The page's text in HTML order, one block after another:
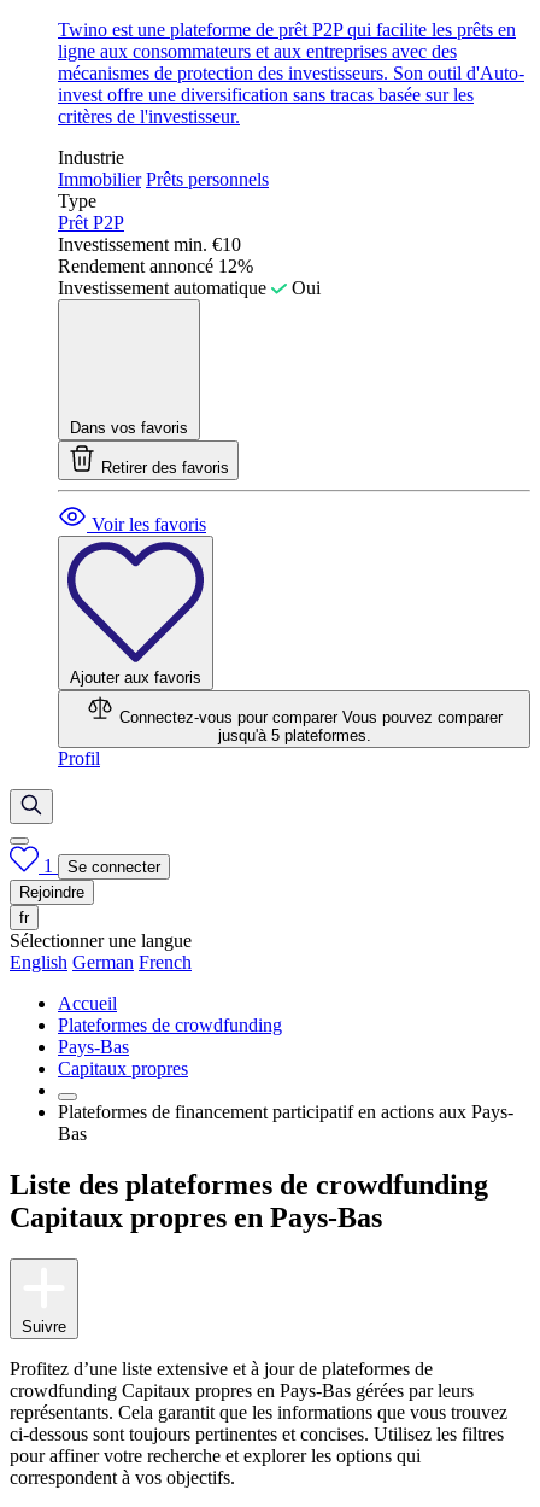
Twino est une plateforme de prêt P2P qui facilite les prêts en
ligne aux consommateurs et aux entreprises avec des
mécanismes de protection des investisseurs. Son outil d'Auto-
invest offre une diversification sans tracas basée sur les
critères de l'investisseur.
Industrie
Immobilier Prêts personnels
Type
Prêt P2P
Investissement min. €10
Rendement annoncé 12%
Investissement automatique
Oui
Dans vos favoris
Retirer des favoris
Voir les favoris
Ajouter aux favoris
Connectez-vous pour comparer Vous pouvez comparer
jusqu'à 5 plateformes.
Profil
1
Se connecter
Rejoindre
fr
Sélectionner une langue
English German French
Accueil
Plateformes de crowdfunding
Pays-Bas
Capitaux propres
Plateformes de financement participatif en actions aux Pays-
Bas
Liste des plateformes de crowdfunding
Capitaux propres en Pays-Bas
Suivre
Profitez d’une liste extensive et à jour de plateformes de
crowdfunding Capitaux propres en Pays-Bas gérées par leurs
représentants. Cela garantit que les informations que vous trouvez
ci-dessous sont toujours pertinentes et concises. Utilisez les filtres
pour affiner votre recherche et explorer les options qui
correspondent à vos objectifs.